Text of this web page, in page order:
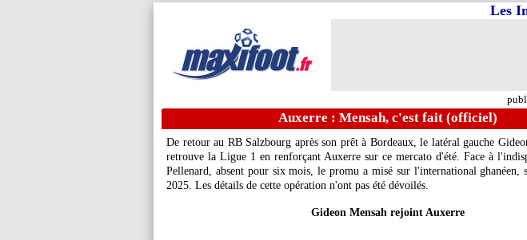
Les
Auxerre : Mensah, c'est fait (officiel)
De retour au RB Salzbourg après son prêt à Bordeaux, le latéral gauche
retrouve la Ligue 1 en renforçant Auxerre sur ce mercato d'été. Face à
Pellenard, absent pour six mois, le promu a misé sur l'international ghanéen,
2025. Les détails de cette opération n'ont pas été dévoilés.
Gideon Mensah rejoint Auxerre